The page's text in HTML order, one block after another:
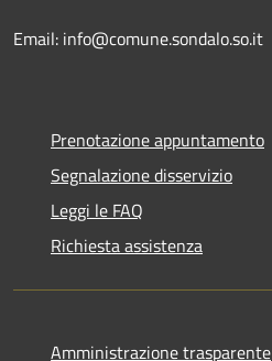
Email: info@comune.sondalo.so.it
Prenotazione appuntamento
Segnalazione disservizio
Leggi le FAQ
Richiesta assistenza
Amministrazione trasparente